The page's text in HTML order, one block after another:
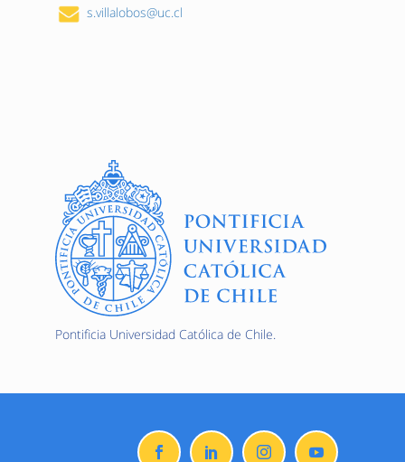
s.villalobos@uc.cl
Pontificia Universidad Católica de Chile.